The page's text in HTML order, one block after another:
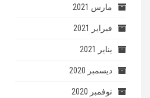
مارس 2021
فبراير 2021
يناير 2021
ديسمبر 2020
نوفمبر 2020